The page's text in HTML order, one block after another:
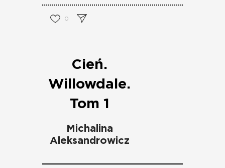
0
Cień.
Willowdale.
Tom 1
Michalina
Aleksandrowicz